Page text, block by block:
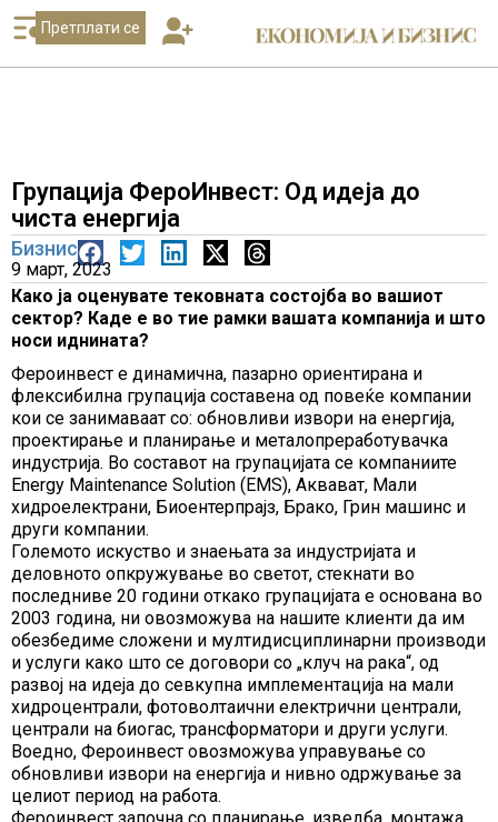
Претплати се
Групација ФероИнвест: Од идеја до
чиста енергија
Бизнис
9 март, 2023
Како ја оценувате тековната состојба во вашиот
сектор? Каде е во тие рамки вашата компанија и што
носи иднината?
Фероинвест е динамична, пазарно ориентирана и
флексибилна групација составена од повеќе компании
кои се занимаваат со: обновливи извори на енергија,
проектирање и планирање и металопреработувачка
индустрија. Во составот на групацијата се компаниите
Energy Maintenance Solution (EMS), Аквават, Мали
хидроелектрани, Биоентерпрајз, Брако, Грин машинс и
други компании.
Големото искуство и знаењата за индустријата и
деловното опкружување во светот, стекнати во
последниве 20 години откако групацијата е основана во
2003 година, ни овозможува на нашите клиенти да им
обезбедиме сложени и мултидисциплинарни производи
и услуги како што се договори со „клуч на рака“, од
развој на идеја до севкупна имплементација на мали
хидроцентрали, фотоволтаични електрични централи,
централи на биогас, трансформатори и други услуги.
Воедно, Фероинвест овозможува управување со
обновливи извори на енергија и нивно одржување за
целиот период на работа.